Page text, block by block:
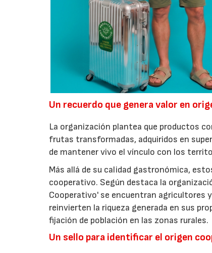
Un recuerdo que genera valor en
La organización plantea que productos
frutas transformadas, adquiridos en
de mantener vivo el vínculo con los
Más allá de su calidad gastronómica,
cooperativo. Según destaca la
Cooperativo' se encuentran agricultores
reinvierten la riqueza generada en sus
fijación de población en las zonas rurales.
Un sello para identificar el origen